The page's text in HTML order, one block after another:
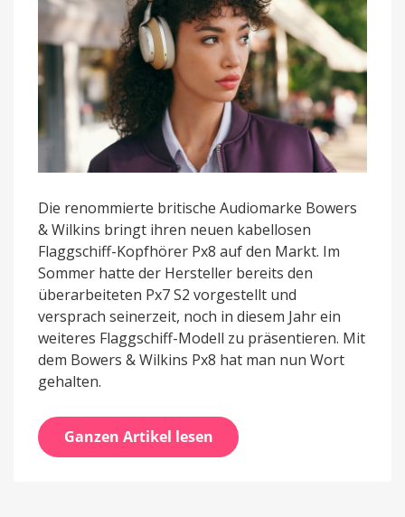
Die renommierte britische Audiomarke Bowers
& Wilkins bringt ihren neuen kabellosen
Flaggschiff-Kopfhörer Px8 auf den Markt. Im
Sommer hatte der Hersteller bereits den
überarbeiteten Px7 S2 vorgestellt und
versprach seinerzeit, noch in diesem Jahr ein
weiteres Flaggschiff-Modell zu präsentieren. Mit
dem Bowers & Wilkins Px8 hat man nun Wort
gehalten.
Ganzen Artikel lesen